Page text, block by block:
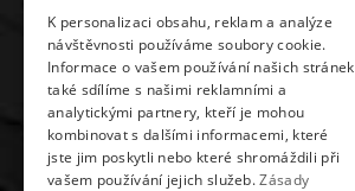
K personalizaci obsahu, reklam a analýze
návštěvnosti používáme soubory cookie.
Informace o vašem používání našich stránek
také sdílíme s našimi reklamními a
analytickými partnery, kteří je mohou
kombinovat s dalšími informacemi, které
jste jim poskytli nebo které shromáždili při
vašem používání jejich služeb.Zásady